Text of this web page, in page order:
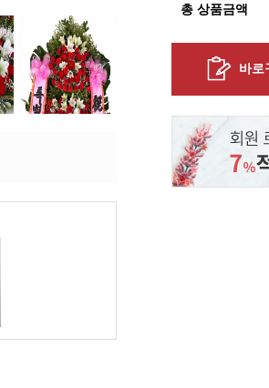
총 상품금액
바로